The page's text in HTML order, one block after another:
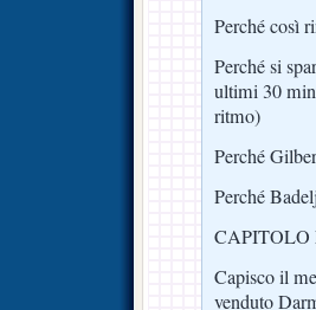
Perché così
Perché si
ultimi 30
ritmo)
Perché
Perché
CAPITOLO
Capisco il
venduto